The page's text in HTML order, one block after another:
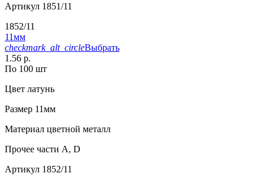
Артикул 1851/11
1852/11
11мм
checkmark_alt_circleВыбрать
1.56 р.
По 100 шт
Цвет латунь
Размер 11мм
Материал цветной металл
Прочее части А, D
Артикул 1852/11